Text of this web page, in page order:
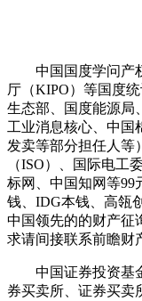
中国国度学问产权
厅（KIPO）等国度
生态部、国度能源局
工业消息核心、中国
发卖等部分担任人等
（ISO）、国际电
标网、中国知网等99
钱、IDG本钱、高瓴
中国领先的的财产征
求请间接联系前瞻财
中国证券投资基金
券买卖所、证券买卖